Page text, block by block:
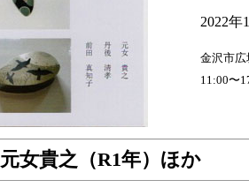
2022年
金沢市広
11:00〜
元女貴之（R1年）ほか